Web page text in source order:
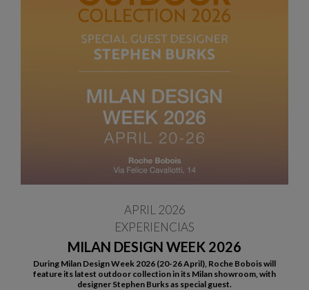
MILAN DESIGN WEEK 2026
APRIL 2026
EXPERIENCIAS
During Milan Design Week 2026 (20-26 April), Roche Bobois will
feature its latest outdoor collection in its Milan showroom, with
designer Stephen Burks as special guest.